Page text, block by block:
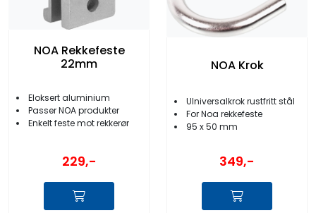
NOA Rekkefeste
22mm
Eloksert aluminium
Passer NOA produkter
Enkelt feste mot rekkerør
229,-
NOA Krok
UIniversalkrok rustfritt stål
For Noa rekkefeste
95 x 50 mm
349,-